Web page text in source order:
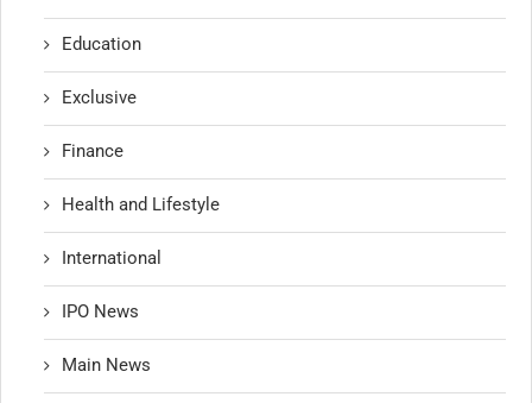
Education
Exclusive
Finance
Health and Lifestyle
International
IPO News
Main News